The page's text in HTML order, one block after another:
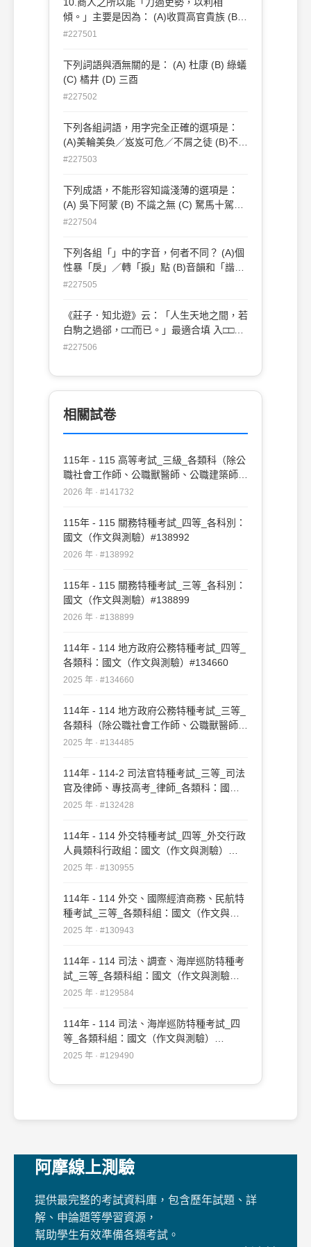
傾。」主要是因為： (A)收買高官貴族 (B)
#227501
下列詞語與酒無關的是： (A) 杜康 (B) 綠蟻
(C) 橘井 (D) 三酉
#227502
下列各組詞語，用字完全正確的選項是：
(A)美輪美奐／岌岌可危／不屑之徒 (B)不計
前賢／坦胸露背／趁火打劫 (C)觥酬交錯／
地／出奇制勝
#227503
下列成語，不能形容知識淺薄的選項是：
(A) 吳下阿蒙 (B) 不識之無 (C) 駑馬十駕
(D) 末學膚受
#227504
下列各組「」中的字音，何者不同？ (A)個
性暴「戾」／轉「捩」點 (B)音韻和「諧」
／威「脅」利誘 (C)個性靦「腆」／暴
迎
#227505
《莊子．知北遊》云：「人生天地之間，若
白駒之過郤，□□而已。」最適合填 入□□的
#227506
相關試卷
115年 - 115 高等考試_三級_各類科（除公
職社會工作師、公職獸醫師、公職建築師、
公職護理師、公職營養師、公職食品技師、
#141732
2026 年 · #141732
115年 - 115 關務特種考試_四等_各科別：
國文（作文與測驗）#138992
2026 年 · #138992
115年 - 115 關務特種考試_三等_各科別：
國文（作文與測驗）#138899
2026 年 · #138899
114年 - 114 地方政府公務特種考試_四等_
各類科：國文（作文與測驗）#134660
2025 年 · #134660
114年 - 114 地方政府公務特種考試_三等_
各類科（除公職社會工作師、公職獸醫師、
公職建築師外）：國文（作文與測驗）
2025 年 · #134485
114年 - 114-2 司法官特種考試_三等_司法
官及律師、專技高考_律師_各類科：國文
（作文）#132428
2025 年 · #132428
114年 - 114 外交特種考試_四等_外交行政
人員類科行政組：國文（作文與測驗）
#130955
2025 年 · #130955
114年 - 114 外交、國際經濟商務、民航特
種考試_三等_各類科組：國文（作文與測
驗）#130943
2025 年 · #130943
114年 - 114 司法、調查、海岸巡防特種考
試_三等_各類科組：國文（作文與測驗）
#129584
2025 年 · #129584
114年 - 114 司法、海岸巡防特種考試_四
等_各類科組：國文（作文與測驗）
#129490
2025 年 · #129490
阿摩線上測驗
提供最完整的考試資料庫，包含歷年試題、詳
解、申論題等學習資源，
幫助學生有效準備各類考試。